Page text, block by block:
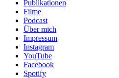
Publikationen
Filme
Podcast
Über mich
Impressum
Instagram
YouTube
Facebook
Spotify